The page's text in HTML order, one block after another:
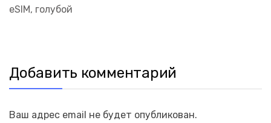
записям
eSIM, голубой
Добавить комментарий
Ваш адрес email не будет опубликован.